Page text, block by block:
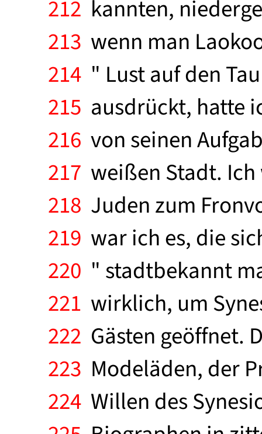
212 kannten,
213 wenn man
214 " Lust auf den
215 ausdrückt, hatte
216 von seinen
217 weißen Stadt.
218 Juden zum
219 war ich es, die
220 " stadtbekannt
221 wirklich, um
222 Gästen geöffnet.
223 Modeläden, der
224 Willen des